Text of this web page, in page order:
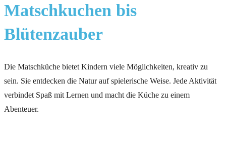
Matschkuchen bis
Blütenzauber
Die Matschküche bietet Kindern viele Möglichkeiten, kreativ zu
sein. Sie entdecken die Natur auf spielerische Weise. Jede Aktivität
verbindet Spaß mit Lernen und macht die Küche zu einem
Abenteuer.